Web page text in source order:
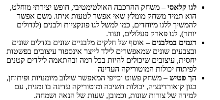
לגו קלאסי – משחק ההרכבה האולטימטיבי, חופש יצירתי מוחלט,
הוא תמיד משחק מומלץ שאי אפשר לטעות איתו. משם אפשר
להמשיך ללגו מיוחדים, כמו למשל לגו פונקציות ולבנים (לגדולים
יותר), לגו פארק פעלולים, ועוד.
דגמים במלבנים – אוסף של חלקים מלבניים שונים בגדלים שונים
ובצבעים שונים שמאפשרים לילד לייצר אינספור עיצובים בפשטות
יחסית, עיצובים שיכולים להיות בכל רמה ובהתאמה לילדים קטנים
לפיתוח יכולות המוטוריקה העדינה
הך פטיש – משחק פשוט וכייפי המאפשר שילוב מיומנויות ופיתוחן,
כגון קואורדינציה, יכולות חשיבה ומוטוריקה עדינה בו זמנית, עם
למידה של צורות שונות, וכמובן, שעות של הנאה ושמחה.